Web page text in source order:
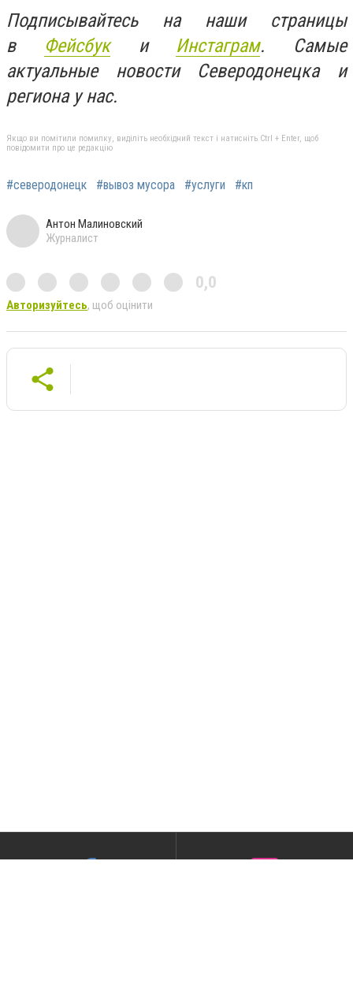
Подписывайтесь на наши страницы
в
Фейсбуки Инстаграм. Самые
актуальные новости Северодонецка и
региона у нас.
Якщо ви помітили помилку, виділіть необхідний текст і натисніть Ctrl + Enter, щоб
повідомити про це редакцію
#северодонецк #вывоз мусора #услуги #кп
Антон Малиновский
Журналист
0,0
Авторизуйтесь, щоб оцінити